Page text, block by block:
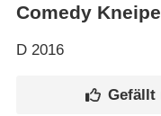
Comedy Kneipe
D2016